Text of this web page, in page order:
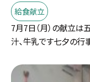
給食献立
7月7日（月）の献立は
汁、牛乳です七夕の行